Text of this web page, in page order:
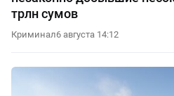
трлн сумов
Криминал6 августа 14:12